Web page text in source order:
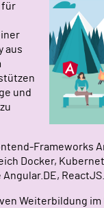
für
aus
und
Frameworks
Docker,
Weiterbildung